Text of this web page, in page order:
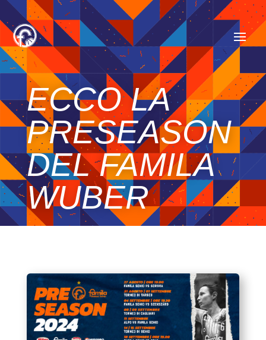
ECCO LA
PRESEASON
DEL FAMILA
WUBER